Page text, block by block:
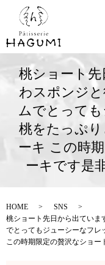
桃ショート
わスポンジ
ムでとって
桃をたっぷ
ーキ この時
ーキです是
HOME
SNS
桃ショート先日から出ていま
でとってもジューシーなフレ
この時期限定の贅沢なショ